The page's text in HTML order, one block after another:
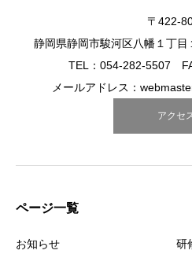
〒422-
静岡県静岡市駿河区八幡１丁
TEL：054-282-5507
メールアドレス：
アクセ
ページ一覧
お知らせ 研